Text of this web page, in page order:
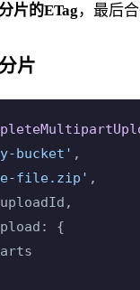
片的ETag ，最后
片
bucket' ,
file.zip' ,
uploadId,
{